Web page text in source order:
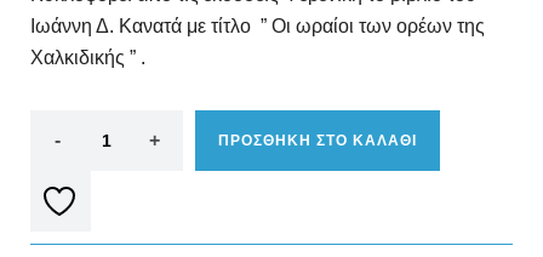
Ιωάννη Δ. Κανατά με τίτλο ” Οι ωραίοι των ορέων της
Χαλκιδικής ” .
ΠΡΟΣΘΗΚΗ ΣΤΟ ΚΑΛΑΘΙ